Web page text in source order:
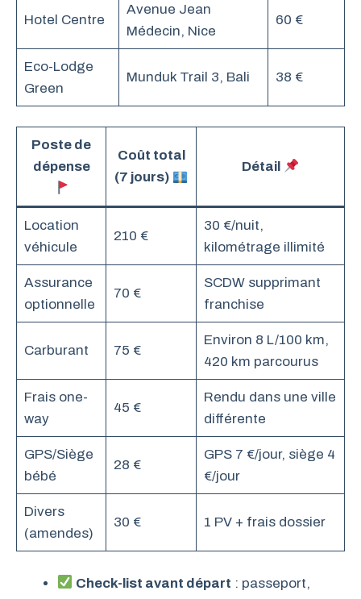
Hotel Centre
Avenue Jean
Médecin, Nice
60 €
Eco-Lodge
Green
Munduk Trail 3, Bali 38 €
Poste de
dépense
Coût total
(7 jours)
Détail
Location
véhicule
210 €
30 €/nuit,
kilométrage illimité
Assurance
optionnelle
70 €
SCDW supprimant
franchise
Carburant 75 €
Environ 8 L/100 km,
420 km parcourus
Frais one-
way
45 €
Rendu dans une ville
différente
GPS/Siège
bébé
28 €
GPS 7 €/jour, siège 4
€/jour
Divers
(amendes)
30 € 1 PV + frais dossier
Check-list avant départ : passeport,